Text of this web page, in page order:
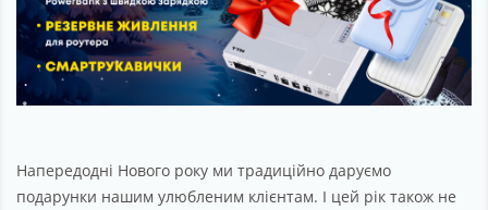
Напередодні Нового року ми традиційно даруємо
подарунки нашим улюбленим клієнтам. І цей рік також не